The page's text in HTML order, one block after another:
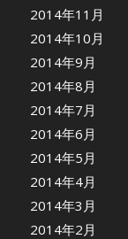
2014年11月
2014年10月
2014年9月
2014年8月
2014年7月
2014年6月
2014年5月
2014年4月
2014年3月
2014年2月